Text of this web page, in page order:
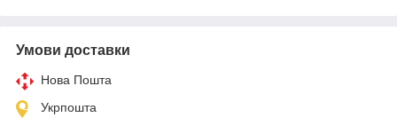
Умови доставки
Нова Пошта
Укрпошта